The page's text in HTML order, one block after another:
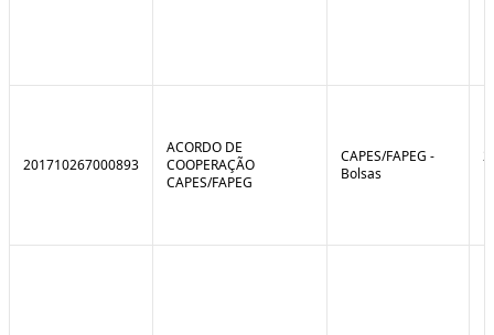
201710267000893
ACORDO DE
COOPERAÇÃO
CAPES/FAPEG
CAPES/FAPEG -
Bolsas